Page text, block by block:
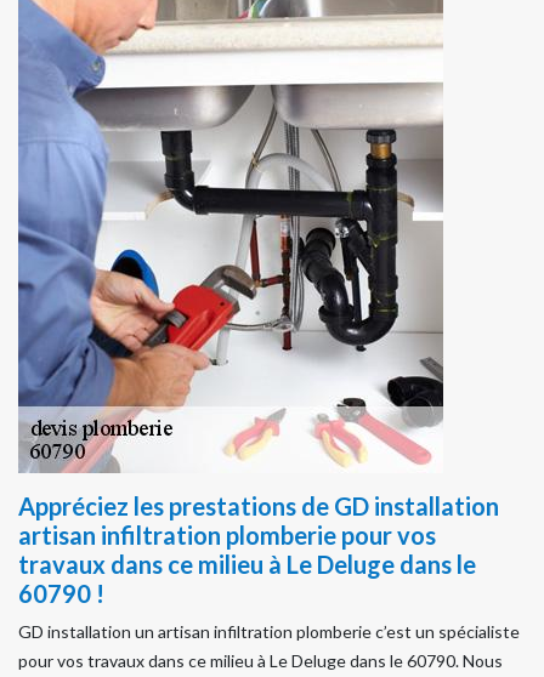
Appréciez les prestations de GD installation
artisan infiltration plomberie pour vos
travaux dans ce milieu à Le Deluge dans le
60790 !
GD installation un artisan infiltration plomberie c’est un spécialiste
pour vos travaux dans ce milieu à Le Deluge dans le 60790. Nous